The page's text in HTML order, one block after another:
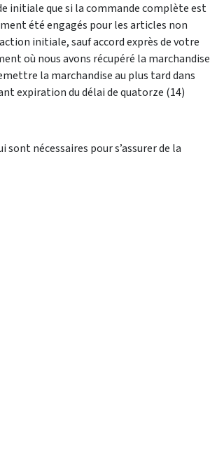
initiale que si la commande complète est
été engagés pour les articles non
initiale, sauf accord exprès de votre
où nous avons récupéré la marchandise
la marchandise au plus tard dans
expiration du délai de quatorze (14)
nécessaires pour s’assurer de la